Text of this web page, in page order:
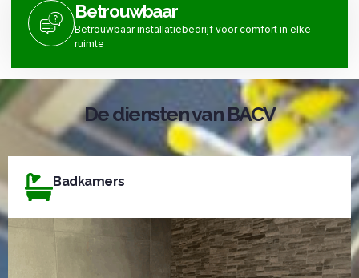
Betrouwbaar
Betrouwbaar installatiebedrijf voor comfort in elke
ruimte
De diensten van BACV
Badkamers